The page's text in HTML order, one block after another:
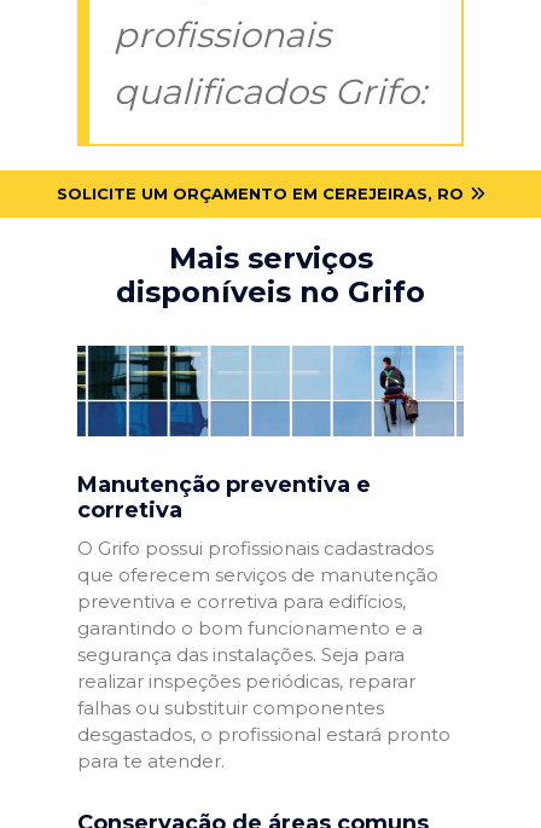
profissionais
qualificados Grifo:
SOLICITE UM ORÇAMENTO EM CEREJEIRAS, RO
Mais serviços
disponíveis no Grifo
Manutenção preventiva e
corretiva
O Grifo possui profissionais cadastrados
que oferecem serviços de manutenção
preventiva e corretiva para edifícios,
garantindo o bom funcionamento e a
segurança das instalações. Seja para
realizar inspeções periódicas, reparar
falhas ou substituir componentes
desgastados, o profissional estará pronto
para te atender.